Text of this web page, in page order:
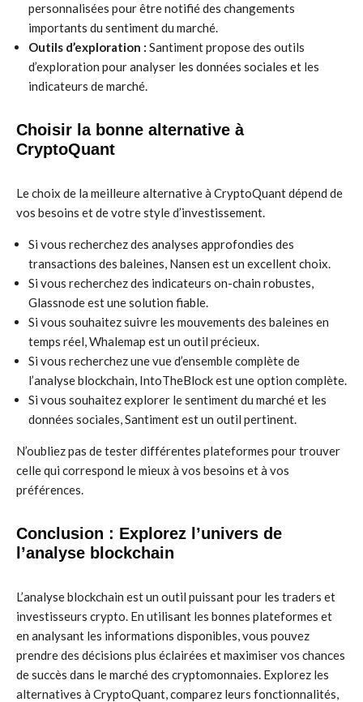
personnalisées pour être notifié des changements
importants du sentiment du marché.
Outils d’exploration : Santiment propose des outils
d’exploration pour analyser les données sociales et les
indicateurs de marché.
Choisir la bonne alternative à
CryptoQuant
Le choix de la meilleure alternative à CryptoQuant dépend de
vos besoins et de votre style d’investissement.
Si vous recherchez des analyses approfondies des
transactions des baleines, Nansen est un excellent choix.
Si vous recherchez des indicateurs on-chain robustes,
Glassnode est une solution fiable.
Si vous souhaitez suivre les mouvements des baleines en
temps réel, Whalemap est un outil précieux.
Si vous recherchez une vue d’ensemble complète de
l’analyse blockchain, IntoTheBlock est une option complète.
Si vous souhaitez explorer le sentiment du marché et les
données sociales, Santiment est un outil pertinent.
N’oubliez pas de tester différentes plateformes pour trouver
celle qui correspond le mieux à vos besoins et à vos
préférences.
Conclusion : Explorez l’univers de
l’analyse blockchain
L’analyse blockchain est un outil puissant pour les traders et
investisseurs crypto. En utilisant les bonnes plateformes et
en analysant les informations disponibles, vous pouvez
prendre des décisions plus éclairées et maximiser vos chances
de succès dans le marché des cryptomonnaies. Explorez les
alternatives à CryptoQuant, comparez leurs fonctionnalités,